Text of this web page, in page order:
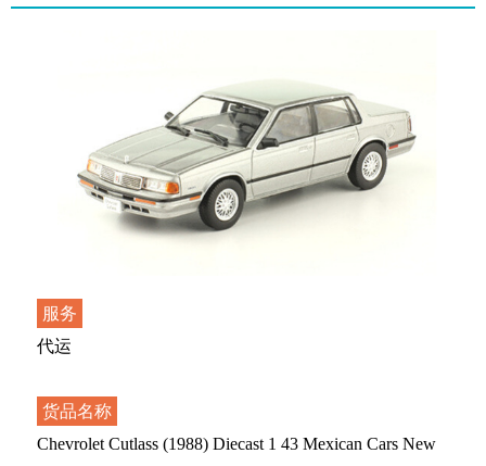
服务
代运
货品名称
Chevrolet Cutlass (1988) Diecast 1 43 Mexican Cars New